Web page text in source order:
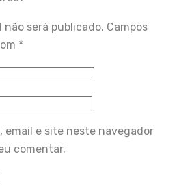
não será publicado. Campos
*
email e site neste navegador
comentar.